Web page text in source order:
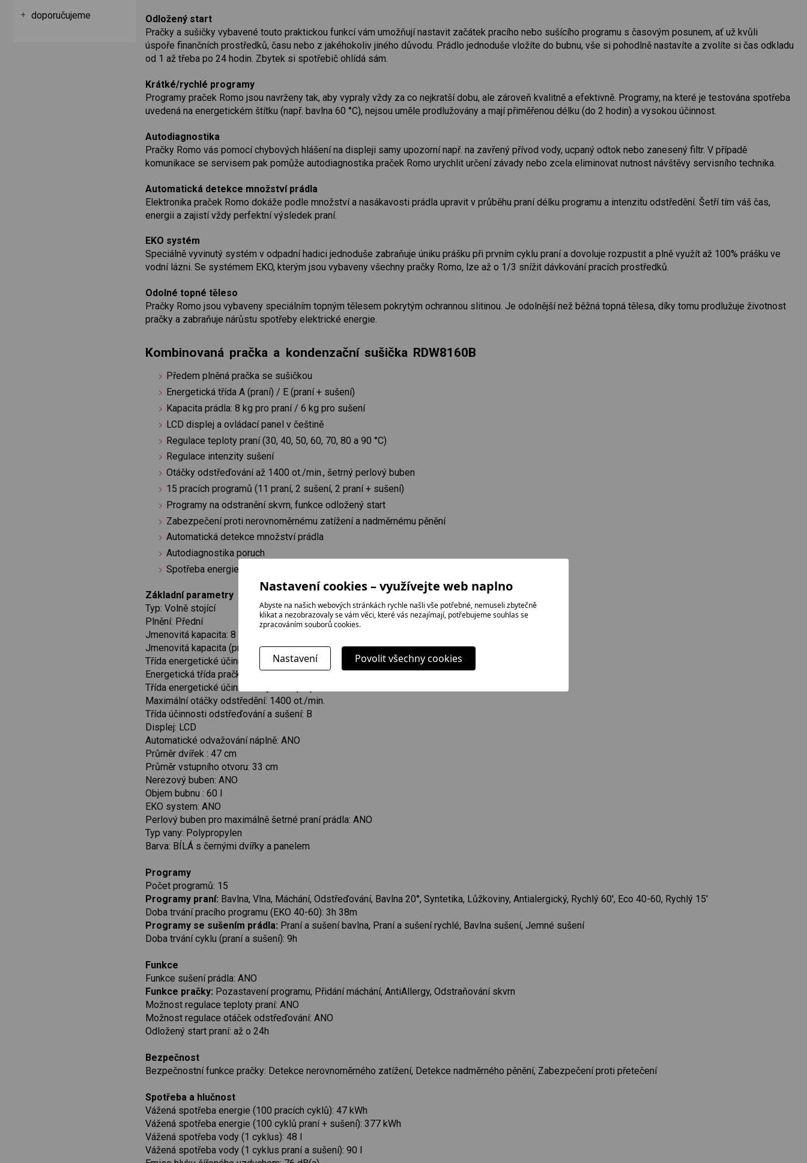
Odložený start
Pračky a sušičky vybavené touto praktickou funkcí vám umožňují nastavit začátek pracího nebo sušícího programu s časovým posunem, ať už kvůli
úspoře finančních prostředků, času nebo z jakéhokoliv jiného důvodu. Prádlo jednoduše vložíte do bubnu, vše si pohodlně nastavíte a zvolíte si čas odkladu
od 1 až třeba po 24 hodin. Zbytek si spotřebič ohlídá sám.
Krátké/rychlé programy
Programy praček Romo jsou navrženy tak, aby vypraly vždy za co nejkratší dobu, ale zároveň kvalitně a efektivně. Programy, na které je testována spotřeba
uvedená na energetickém štítku (např. bavlna 60 °C), nejsou uměle prodlužovány a mají přiměřenou délku (do 2 hodin) a vysokou účinnost.
Autodiagnostika
Pračky Romo vás pomocí chybových hlášení na displeji samy upozorní např. na zavřený přívod vody, ucpaný odtok nebo zanesený filtr. V případě
komunikace se servisem pak pomůže autodiagnostika praček Romo urychlit určení závady nebo zcela eliminovat nutnost návštěvy servisního technika.
Automatická detekce množství prádla
Elektronika praček Romo dokáže podle množství a nasákavosti prádla upravit v průběhu praní délku programu a intenzitu odstředění. Šetří tím váš čas,
energii a zajistí vždy perfektní výsledek praní.
EKO systém
Speciálně vyvinutý systém v odpadní hadici jednoduše zabraňuje úniku prášku při prvním cyklu praní a dovoluje rozpustit a plně využít až 100% prášku ve
vodní lázni. Se systémem EKO, kterým jsou vybaveny všechny pračky Romo, lze až o 1/3 snížit dávkování pracích prostředků.
Odolné topné těleso
Pračky Romo jsou vybaveny speciálním topným tělesem pokrytým ochrannou slitinou. Je odolnější než běžná topná tělesa, díky tomu prodlužuje životnost
pračky a zabraňuje nárůstu spotřeby elektrické energie.
Kombinovaná pračka a kondenzační sušička RDW8160B
Předem plněná pračka se sušičkou
Energetická třída A (praní) / E (praní + sušení)
Kapacita prádla: 8 kg pro praní / 6 kg pro sušení
LCD displej a ovládací panel v češtině
Regulace teploty praní (30, 40, 50, 60, 70, 80 a 90 °C)
Regulace intenzity sušení
Otáčky odstřeďování až 1400 ot./min., šetrný perlový buben
15 pracích programů (11 praní, 2 sušení, 2 praní + sušení)
Programy na odstranění skvrn, funkce odložený start
Zabezpečení proti nerovnoměrnému zatížení a nadměrnému pěnění
Automatická detekce množství prádla
Autodiagnostika poruch
Spotřeba energie na 100 cyklů (praní/praní+sušení): 47 kWh / 377 kWh
Základní parametry
Typ: Volně stojící
Plnění: Přední
Jmenovitá kapacita: 8 kg
Jmenovitá kapacita (praní a sušení): 6 kg
Třída energetické účinnosti výrobku: A
Energetická třída pračky: A
Třída energetické účinnosti výrobku při praní a sušení: E
Maximální otáčky odstředění: 1400 ot./min.
Třída účinnosti odstřeďování a sušení: B
Displej: LCD
Automatické odvažování náplně: ANO
Průměr dvířek : 47 cm
Průměr vstupního otvoru: 33 cm
Nerezový buben: ANO
Objem bubnu : 60 l
EKO system: ANO
Perlový buben pro maximálně šetrné praní prádla: ANO
Typ vany: Polypropylen
Barva: BÍLÁ s černými dvířky a panelem
Programy
Počet programů: 15
Programy praní: Bavlna, Vlna, Máchání, Odstřeďování, Bavlna 20°, Syntetika, Lůžkoviny, Antialergický, Rychlý 60', Eco 40-60, Rychlý 15'
Doba trvání pracího programu (EKO 40-60): 3h 38m
Programy se sušením prádla: Praní a sušení bavlna, Praní a sušení rychlé, Bavlna sušení, Jemné sušení
Doba trvání cyklu (praní a sušení): 9h
Funkce
Funkce sušení prádla: ANO
Funkce pračky: Pozastavení programu, Přidání máchání, AntiAllergy, Odstraňování skvrn
Možnost regulace teploty praní: ANO
Možnost regulace otáček odstřeďování: ANO
Odložený start praní: až o 24h
Bezpečnost
Bezpečnostní funkce pračky: Detekce nerovnoměrného zatížení, Detekce nadměrného pěnění, Zabezpečení proti přetečení
Spotřeba a hlučnost
Vážená spotřeba energie (100 pracích cyklů): 47 kWh
Vážená spotřeba energie (100 cyklů praní + sušení): 377 kWh
Vážená spotřeba vody (1 cyklus): 48 l
Vážená spotřeba vody (1 cyklus praní a sušení): 90 l
doporučujeme
Nastavení cookies – využívejte web naplno
Abyste na našich webových stránkách rychle našli vše potřebné, nemuseli zbytečně
klikat a nezobrazovaly se vám věci, které vás nezajímají, potřebujeme souhlas se
zpracováním souborů cookies.
Nastavení Povolit všechny cookies